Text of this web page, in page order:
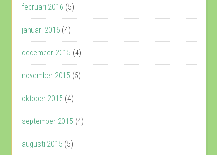
februari 2016 (5)
januari 2016 (4)
december 2015 (4)
november 2015 (5)
oktober 2015 (4)
september 2015 (4)
augusti 2015 (5)